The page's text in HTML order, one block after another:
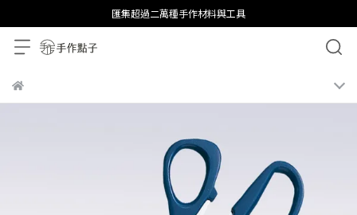
匯集超過二萬種手作材料與工具